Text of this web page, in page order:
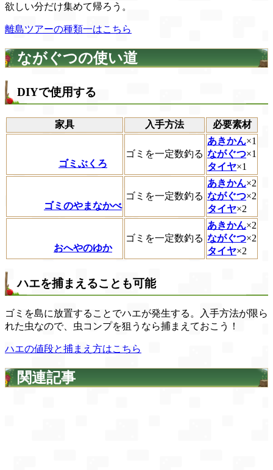
欲しい分だけ集めて帰ろう。
離島ツアーの種類一はこちら
ながぐつの使い道
DIYで使用する
家具 入手方法 必要素材
ゴミぶくろ
ゴミを一定数釣る
あきかん×1
ながぐつ×1
タイヤ×1
ゴミのやまなかべ
ゴミを一定数釣る
あきかん×2
ながぐつ×2
タイヤ×2
おへやのゆか
ゴミを一定数釣る
あきかん×2
ながぐつ×2
タイヤ×2
ハエを捕まえることも可能
ゴミを島に放置することでハエが発生する。入手方法が限ら
れた虫なので、虫コンプを狙うなら捕まえておこう！
ハエの値段と捕まえ方はこちら
関連記事